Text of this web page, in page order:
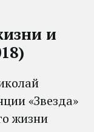
и
«Звезда»
жизни